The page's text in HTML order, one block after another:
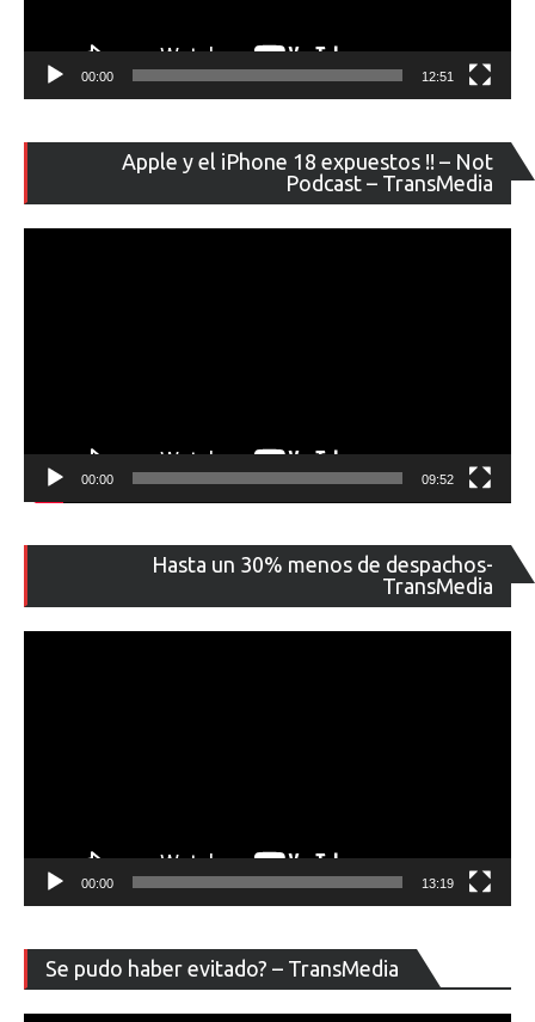
00:00 12:51
Apple y el iPhone 18 expuestos !! – Not
Podcast – TransMedia
de
00:00 09:52
Hasta un 30% menos de despachos-
TransMedia
de
00:00 13:19
Se pudo haber evitado? – TransMedia
de